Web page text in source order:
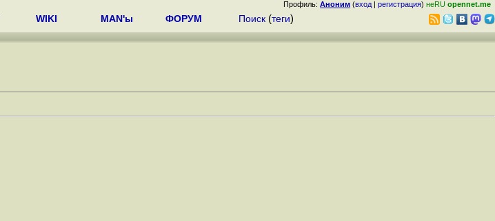
Профиль: Аноним (вход | регистрация) неRU opennet.me
WIKI MAN'ы ФОРУМ Поиск (теги)